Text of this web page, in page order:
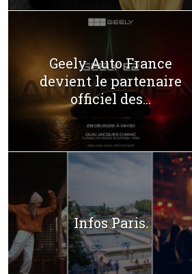
Geely Auto France
devient le partenaire
officiel des...
Infos Paris.